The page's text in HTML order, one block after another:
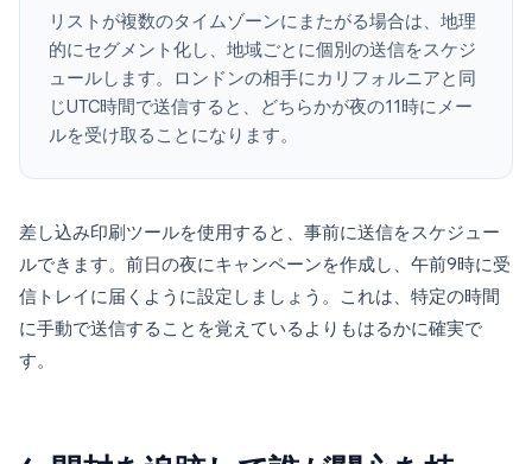
リストが複数のタイムゾーンにまたがる場合は、地理
的にセグメント化し、地域ごとに個別の送信をスケジ
ュールします。ロンドンの相手にカリフォルニアと同
じUTC時間で送信すると、どちらかが夜の11時にメー
ルを受け取ることになります。
差し込み印刷ツールを使用すると、事前に送信をスケジュー
ルできます。前日の夜にキャンペーンを作成し、午前9時に受
信トレイに届くように設定しましょう。これは、特定の時間
に手動で送信することを覚えているよりもはるかに確実で
す。